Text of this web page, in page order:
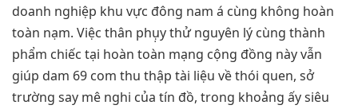
doanh nghiệp khu vực đông nam á cùng không hoàn
toàn nạm. Việc thân phụ̣y thử nguyên lý cùng thành
phẩm chiếc tại hoàn toàn mạng cộng đồng này vẫn
giúp dam 69 com thu thập tài liệu về thói quen, sở
trường say mê nghi của tín đồ, trong khoảng ấy siêu